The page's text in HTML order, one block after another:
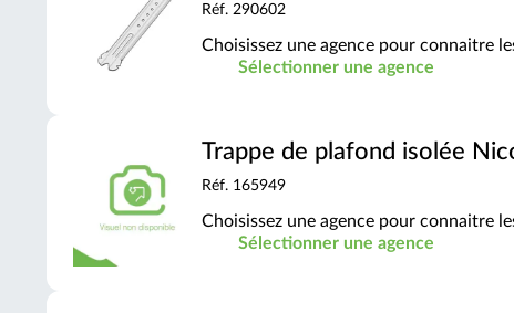
Réf. 290602
Choisissez une agence pour connaitre
Sélectionner une agence
Trappe de plafond isolée
Réf. 165949
Choisissez une agence pour connaitre
Sélectionner une agence